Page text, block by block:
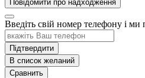
Повідомити про надходження
Введіть свій номер телефону і
Підтвердити
В список желаний
Сравнить